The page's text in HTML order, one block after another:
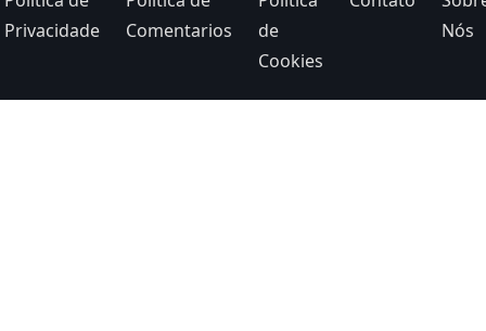
Privacidade
Comentarios
de
Cookies
Nós